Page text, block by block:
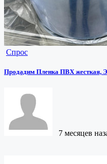
Спрос
Продадим Пленка ПВХ жесткая,
7 месяцев